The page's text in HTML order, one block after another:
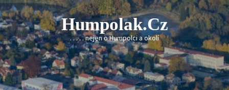
Skip
to
content
Humpolak.cz
. . . . . nejen o Humpolci a okolí